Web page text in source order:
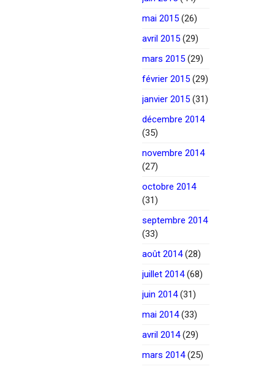
mai 2015 (26)
avril 2015 (29)
mars 2015 (29)
février 2015 (29)
janvier 2015 (31)
décembre 2014
(35)
novembre 2014
(27)
octobre 2014
(31)
septembre 2014
(33)
août 2014(28)
juillet 2014(68)
juin 2014(31)
mai 2014(33)
avril 2014(29)
mars 2014(25)